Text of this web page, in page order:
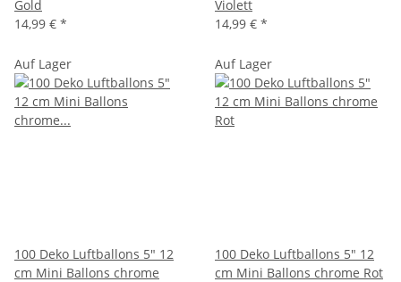
Gold
14,99 € *
Violett
14,99 € *
Auf Lager
100 Deko Luftballons 5" 12
cm Mini Ballons chrome
Auf Lager
100 Deko Luftballons 5" 12
cm Mini Ballons chrome Rot